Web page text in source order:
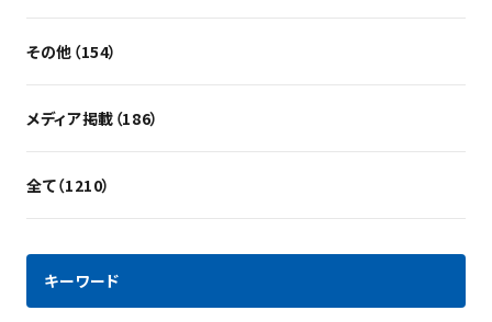
その他（154）
メディア掲載（186）
全て（1210）
キーワード